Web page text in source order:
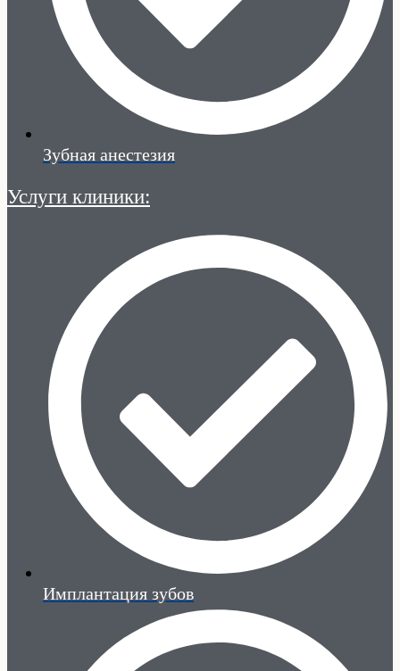
Зубная анестезия
Услуги клиники:
Имплантация зубов